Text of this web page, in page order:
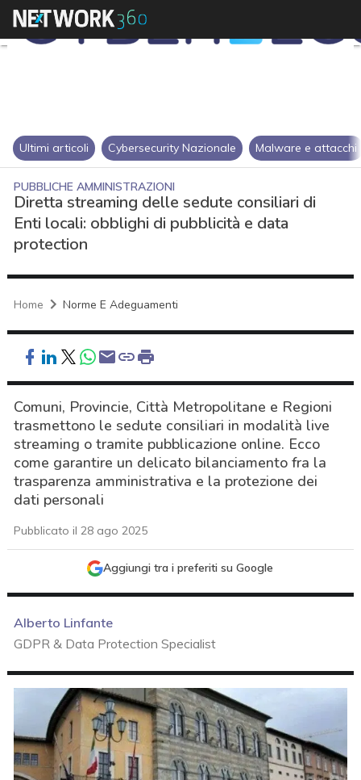
Ultimi articoli Cybersecurity Nazionale Malware e attacchi
PUBBLICHE AMMINISTRAZIONI
Diretta streaming delle sedute consiliari di
Enti locali: obblighi di pubblicità e data
protection
Home Norme E Adeguamenti
Comuni, Provincie, Città Metropolitane e Regioni
trasmettono le sedute consiliari in modalità live
streaming o tramite pubblicazione online. Ecco
come garantire un delicato bilanciamento fra la
trasparenza amministrativa e la protezione dei
dati personali
Pubblicato il 28 ago 2025
Aggiungi tra i preferiti su Google
Alberto Linfante
GDPR & Data Protection Specialist